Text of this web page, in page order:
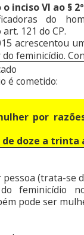
inciso VI ao §
do
121 do CP.
acrescentou
feminicídio.
é cometido:
por
de doze a trinta
(trata-se
feminicídio
pode ser